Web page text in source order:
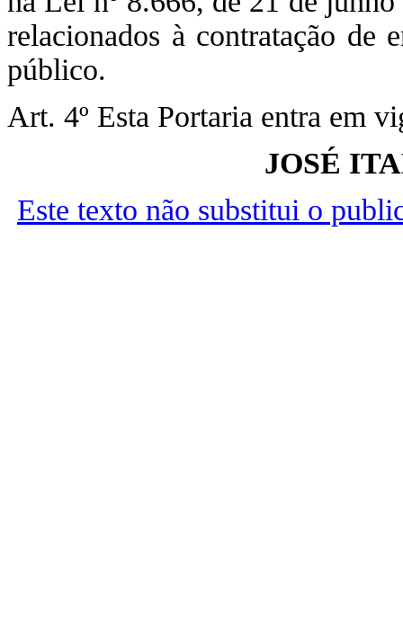
relacionados à contratação de
público.
Art. 4º Esta Portaria entra em
JOSÉ
Este texto não substitui o